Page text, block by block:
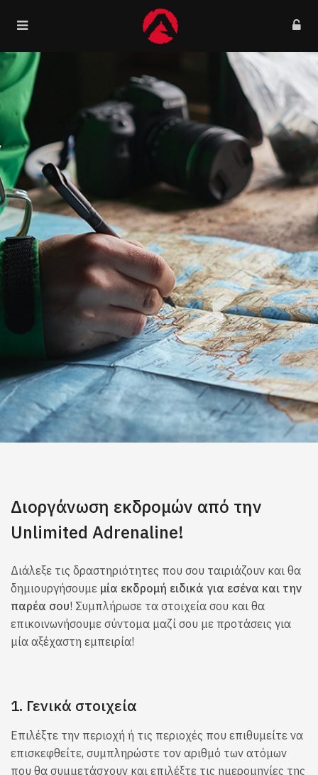
Διοργάνωση εκδρομών από την
Unlimited Adrenaline!
Διάλεξε τις δραστηριότητες που σου ταιριάζουν και θα
δημιουργήσουμε μία εκδρομή ειδικά για εσένα και την
παρέα σου! Συμπλήρωσε τα στοιχεία σου και θα
επικοινωνήσουμε σύντομα μαζί σου με προτάσεις για
μία αξέχαστη εμπειρία!
1. Γενικά στοιχεία
Επιλέξτε την περιοχή ή τις περιοχές που επιθυμείτε να
επισκεφθείτε, συμπληρώστε τον αριθμό των ατόμων
που θα συμμετάσχουν και επιλέξτε τις ημερομηνίες της